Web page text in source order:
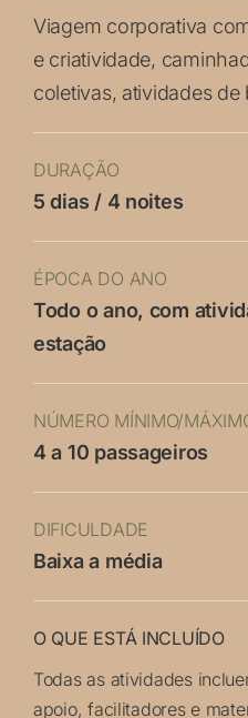
Viagem corporativa
e criatividade,
coletivas, atividades
DURAÇÃO
5 dias / 4 noites
ÉPOCA DO ANO
Todo o ano, com
estação
NÚMERO MÍNIMO/
4 a 10 passageiros
DIFICULDADE
Baixa a média
O QUE ESTÁ INCLUÍDO
Todas as atividades
apoio, facilitadores e